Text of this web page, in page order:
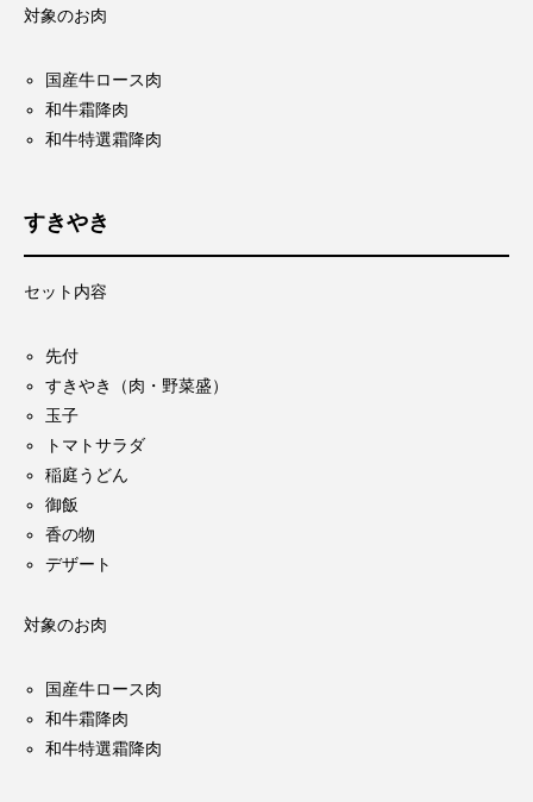
対象のお肉
国産牛ロース肉
和牛霜降肉
和牛特選霜降肉
すきやき
セット内容
先付
すきやき（肉・野菜盛）
玉子
トマトサラダ
稲庭うどん
御飯
香の物
デザート
対象のお肉
国産牛ロース肉
和牛霜降肉
和牛特選霜降肉